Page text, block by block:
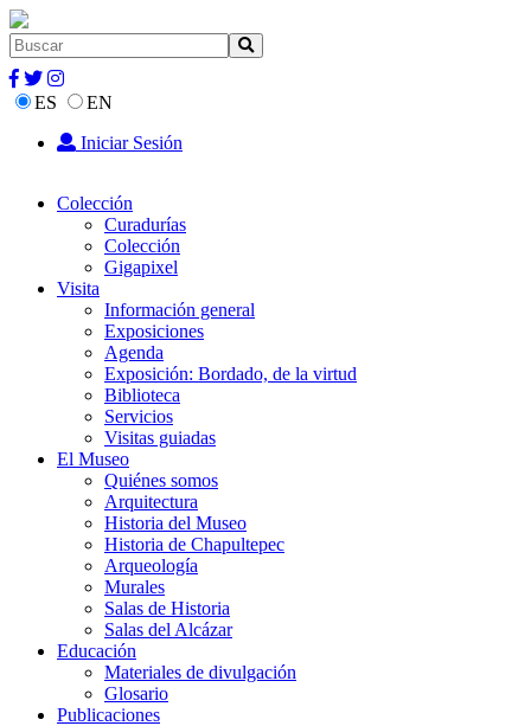
ES
EN
Iniciar Sesión
Colección
Curadurías
Colección
Gigapixel
Visita
Información general
Exposiciones
Agenda
Exposición: Bordado, de la virtud
Biblioteca
Servicios
Visitas guiadas
El Museo
Quiénes somos
Arquitectura
Historia del Museo
Historia de Chapultepec
Arqueología
Murales
Salas de Historia
Salas del Alcázar
Educación
Materiales de divulgación
Glosario
Publicaciones